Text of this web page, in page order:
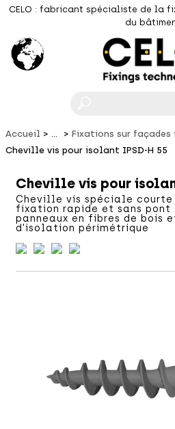
CELO : fabricant spécialiste de la
du
Accueil ...
Fixations sur façades
Cheville vis pour isolant IPSD-H 55
Cheville vis pour
Cheville vis spéciale
fixation rapide et sans pont
panneaux en fibres de bois
d'isolation périmétrique